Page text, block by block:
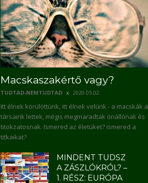
Macskaszakértő vagy?
TUDTAD-NEMTUDTAD 2020.05.02.
Itt élnek körülöttünk, itt élnek velünk - a macskák a
társaink lettek, mégis megmaradtak önállónak és
titokzatosnak. Ismered az életüket? Ismered a
titkaikat?
MINDENT TUDSZ
A ZÁSZLÓKRÓL? –
1. RÉSZ: EURÓPA